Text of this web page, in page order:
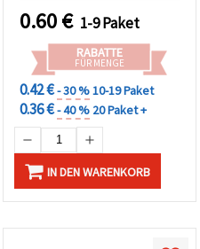
0.60€ 1-9 Paket
RABATTE
FÜR MENGE
0.42 €- 30 %10-19 Paket
0.36 €- 40 % 20 Paket +
IN DEN WARENKORB